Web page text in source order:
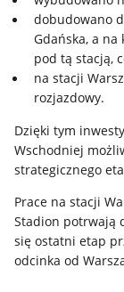
dobudowano
Gdańska, a
pod tą stacją,
na stacji
rozjazdowy.
Dzięki tym
Wschodniej
strategicznego
Prace na stacji
Stadion potrwają
się ostatni etap
odcinka od